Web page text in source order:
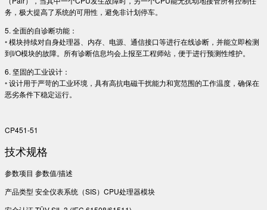
务，极大提高了系统的可用性，避免非计划停车。
5. 全面的自诊断功能：
◦ 模块持续对自身处理器、内存、电源、通信接口等进行在线诊断，并能立即检测
到I/O模块的故障。所有诊断信息均会上报至工程师站，便于进行预测性维护。
6. 坚固的工业设计：
◦ 设计用于严苛的工业环境，具有高抗电磁干扰能力和宽范围的工作温度，确保在
恶劣条件下稳定运行。
CP451-51
技术规格
参数项目 参数值/描述
产品类型 安全仪表系统（SIS）CPU处理器模块